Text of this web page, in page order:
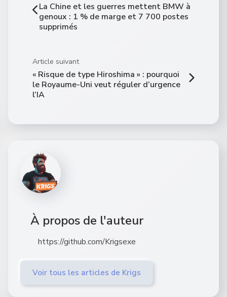
La Chine et les guerres mettent BMW à
genoux : 1 % de marge et 7 700 postes
supprimés
Article suivant
« Risque de type Hiroshima » : pourquoi
le Royaume-Uni veut réguler d’urgence
l’IA
À propos de l'auteur
https://github.com/Krigsexe
Voir tous les articles de Krigs